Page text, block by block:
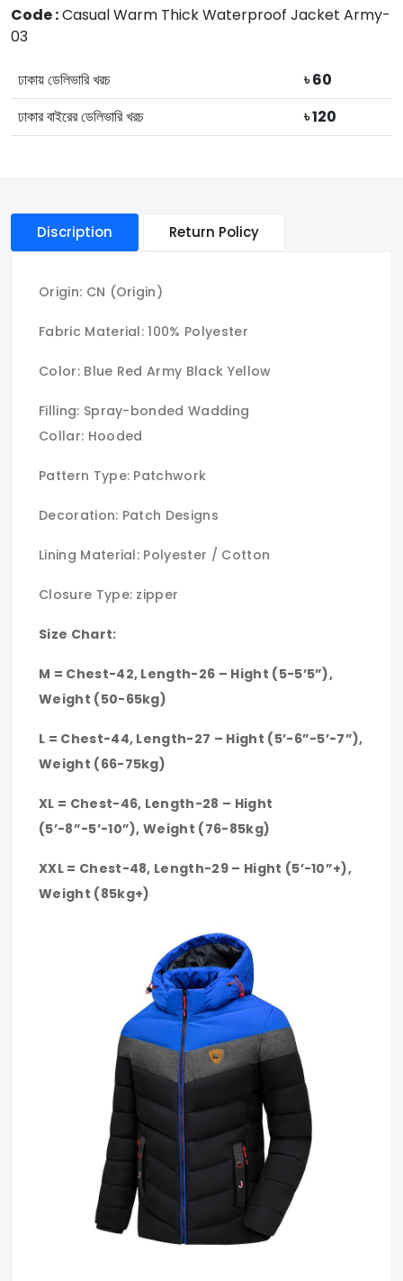
Code :Casual Warm Thick Waterproof Jacket Army-
03
ঢাকায় ডেলিভারি খরচ
৳ 60
ঢাকার বাইরের ডেলিভারি খরচ
৳ 120
Discription Return Policy
Origin: CN (Origin)
Fabric Material: 100% Polyester
Color: Blue Red Army Black Yellow
Filling: Spray-bonded Wadding
Collar: Hooded
Pattern Type: Patchwork
Decoration: Patch Designs
Lining Material: Polyester / Cotton
Closure Type: zipper
Size Chart:
M = Chest-42, Length-26 – Hight (5-5’5”),
Weight (50-65kg)
L = Chest-44, Length-27 – Hight (5’-6”-5’-7”),
Weight (66-75kg)
XL = Chest-46, Length-28 – Hight
(5’-8”-5’-10”), Weight (76-85kg)
XXL = Chest-48, Length-29 – Hight (5’-10”+),
Weight (85kg+)